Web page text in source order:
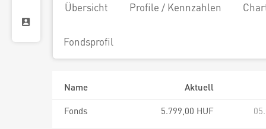
Übersicht Profile / Kennzahlen
Fondsprofil
Name
Aktuell
Fonds
5.799,00 HUF